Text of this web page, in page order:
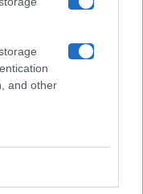
and other
- Photo
sito sono di